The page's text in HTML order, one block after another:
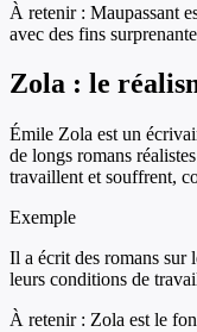
À retenir : Maupassant
avec des fins
Zola : le
Émile Zola est un
de longs romans
travaillent et souffrent,
Exemple
Il a écrit des romans sur
leurs conditions de
À retenir : Zola est le